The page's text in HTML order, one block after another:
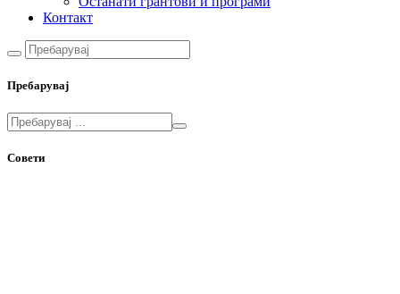
Контакт
Пребарувај
Совети